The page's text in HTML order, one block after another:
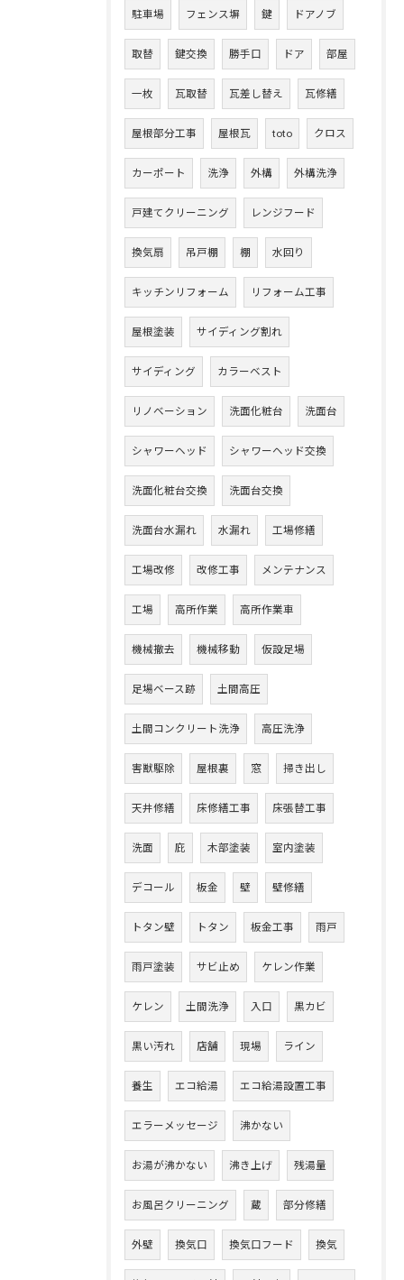
駐車場 フェンス塀 鍵 ドアノブ
取替 鍵交換 勝手口 ドア 部屋
一枚 瓦取替 瓦差し替え 瓦修繕
屋根部分工事 屋根瓦 toto クロス
カーポート 洗浄 外構 外構洗浄
戸建てクリーニング レンジフード
換気扇 吊戸棚 棚 水回り
キッチンリフォーム リフォーム工事
屋根塗装 サイディング割れ
サイディング カラーベスト
リノベーション 洗面化粧台 洗面台
シャワーヘッド シャワーヘッド交換
洗面化粧台交換 洗面台交換
洗面台水漏れ 水漏れ 工場修繕
工場改修 改修工事 メンテナンス
工場 高所作業 高所作業車
機械撤去 機械移動 仮設足場
足場ベース跡 土間高圧
土間コンクリート洗浄 高圧洗浄
害獣駆除 屋根裏 窓 掃き出し
天井修繕 床修繕工事 床張替工事
洗面 庇 木部塗装 室内塗装
デコール 板金 壁 壁修繕
トタン壁 トタン 板金工事 雨戸
雨戸塗装 サビ止め ケレン作業
ケレン 土間洗浄 入口 黒カビ
黒い汚れ 店舗 現場 ライン
養生 エコ給湯 エコ給湯設置工事
エラーメッセージ 沸かない
お湯が沸かない 沸き上げ 残湯量
お風呂クリーニング 蔵 部分修繕
外壁 換気口 換気口フード 換気